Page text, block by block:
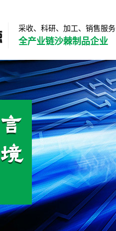
采收、科研、加工、销售服务
全产业链沙棘制品企业